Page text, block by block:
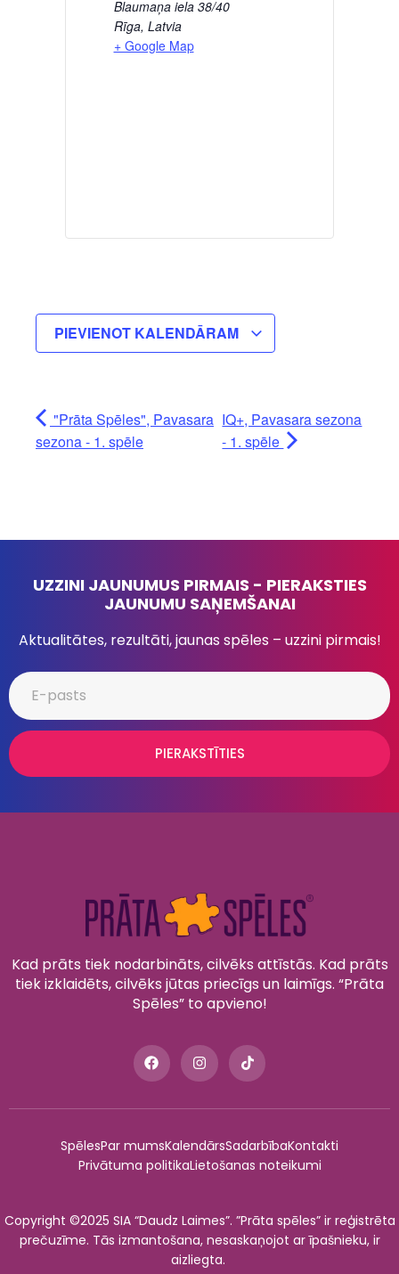
Blaumaņa iela 38/40
Rīga, Latvia
+ Google Map
PIEVIENOT KALENDĀRAM
"Prāta Spēles", Pavasara
sezona - 1. spēle
IQ+, Pavasara sezona
- 1. spēle
UZZINI JAUNUMUS PIRMAIS - PIERAKSTIES
JAUNUMU SAŅEMŠANAI
Aktualitātes, rezultāti, jaunas spēles – uzzini pirmais!
PIERAKSTĪTIES
Kad prāts tiek nodarbināts, cilvēks attīstās. Kad prāts
tiek izklaidēts, cilvēks jūtas priecīgs un laimīgs. “Prāta
Spēles” to apvieno!
SpēlesPar mumsKalendārsSadarbībaKontakti
Privātuma politikaLietošanas noteikumi
Copyright ©2025 SIA “Daudz Laimes”. ”Prāta spēles” ir reģistrēta
prečuzīme. Tās izmantošana, nesaskaņojot ar īpašnieku, ir
aizliegta.